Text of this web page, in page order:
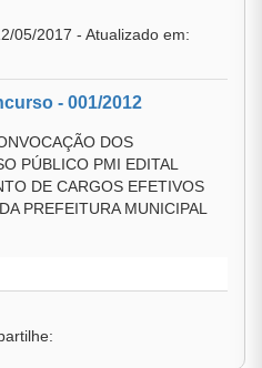
05/2017 - Atualizado em:
- 001/2012
DOS
PÚBLICO PMI EDITAL
DE CARGOS EFETIVOS
PREFEITURA MUNICIPAL